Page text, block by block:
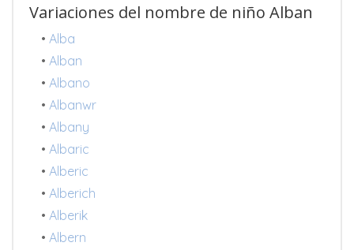
Variaciones del nombre de niño Alban
• Alba
• Alban
• Albano
• Albanwr
• Albany
• Albaric
• Alberic
• Alberich
• Alberik
• Albern